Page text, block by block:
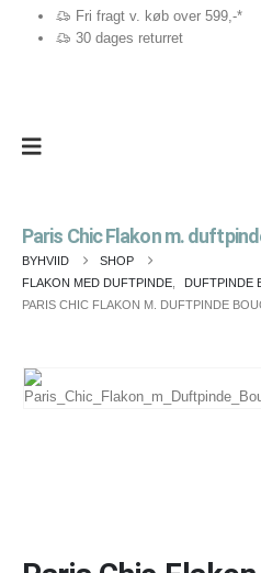
Fri fragt v. køb over 599,-*
30 dages returret
Paris Chic Flakon m.
BYHVIID
SHOP
FLAKON MED DUFTPINDE
DUFTPINDE
PARIS CHIC FLAKON M. DUFTPINDE